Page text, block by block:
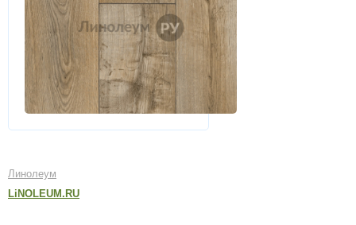
Линолеум
LiNOLEUM.RU